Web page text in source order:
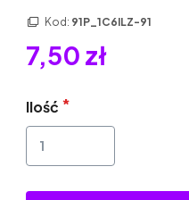
Kod: 91P_1C6ILZ-91
7,50 zł
Ilość